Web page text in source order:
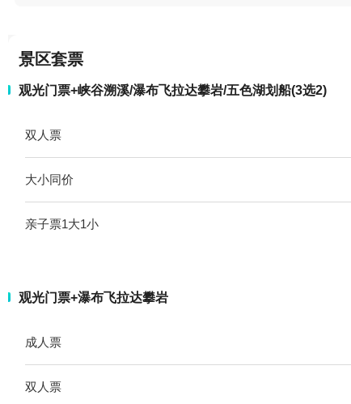
景区套票
观光门票+峡谷溯溪/瀑布飞拉达攀岩/五色湖划船(3选2)
双人票
大小同价
亲子票1大1小
观光门票+瀑布飞拉达攀岩
成人票
双人票